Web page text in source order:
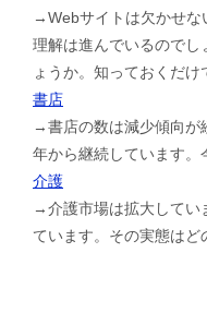
→Webサイトは欠かせな
理解は進んでいるのでし
ょうか。知っておくだ
書店
→書店の数は減少傾向が
年から継続しています。
介護
→介護市場は拡大してい
ています。その実態は